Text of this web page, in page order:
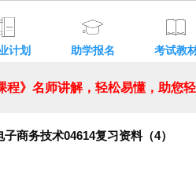
计划 助学报名 考试教
程》名师讲解，轻松易懂，助您
子商务技术04614复习资料（4）